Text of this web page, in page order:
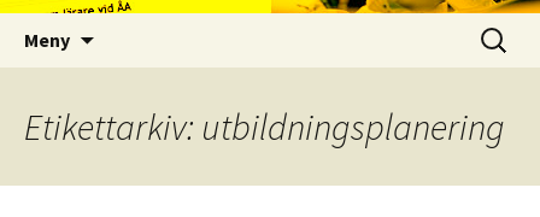
Meny
Sök
efter:
Etikettarkiv: utbildningsplanering